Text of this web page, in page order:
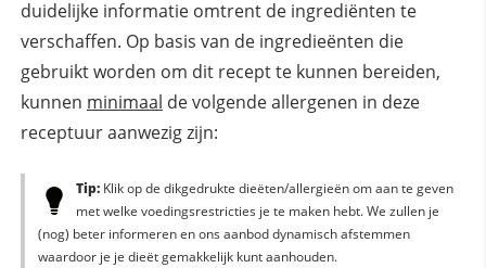
duidelijke informatie omtrent de ingrediënten te
verschaffen. Op basis van de ingredieënten die
gebruikt worden om dit recept te kunnen bereiden,
kunnen minimaal de volgende allergenen in deze
receptuur aanwezig zijn:
Tip:Klik op de dikgedrukte dieëten/allergieën om aan te geven
met welke voedingsrestricties je te maken hebt. We zullen je
(nog) beter informeren en ons aanbod dynamisch afstemmen
waardoor je je dieët gemakkelijk kunt aanhouden.